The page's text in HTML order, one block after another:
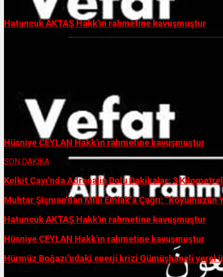
Hatuncuk AKTAŞ Hakk'ın rahmetine kavuşmuştur
Hüsniye CEYLAN Hakk'ın rahmetine kavuşmuştur
SON DAKİKA
Kelkit Çayı’nda Adrenalin Dolu Dakikalar: 3
Muhtar Şişman’dan Milli Emlak’a Çağrı: “Köyümüzün
Hatuncuk AKTAŞ Hakk'ın rahmetine kavuşmuştur
Hüsniye CEYLAN Hakk'ın rahmetine kavuşmuştur
Hürmüz Boğazı’ndaki enerji krizi Gümüşhaneli